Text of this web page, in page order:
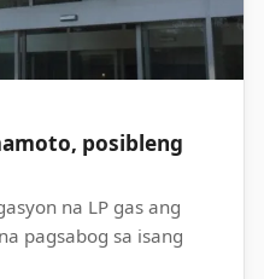
posibleng
na LP gas ang
pagsabog sa isang